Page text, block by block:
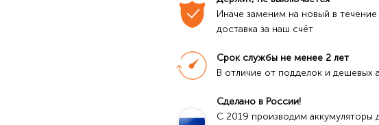
Иначе заменим на новый в течение
доставка за наш счёт
Срок службы не менее 2 лет
В отличие от подделок и дешевых
Сделано в России!
C 2019 производим аккумуляторы